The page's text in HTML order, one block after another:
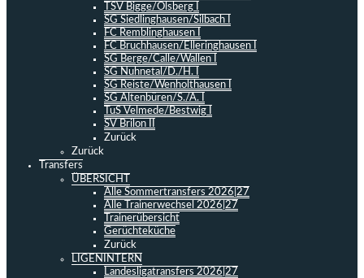
TSV Bigge/Olsberg I
SG Siedlinghausen/Silbach I
FC Remblinghausen I
FC Bruchhausen/Elleringhausen I
SG Berge/Calle/Wallen I
SG Nuhnetal/D./H. I
SG Reiste/Wenholthausen I
SG Altenbüren/S./A. I
TuS Velmede/Bestwig I
SV Brilon II
Zurück
Zurück
Transfers
ÜBERSICHT
Alle Sommertransfers 2026|27
Alle Trainerwechsel 2026|27
Trainerübersicht
Gerüchteküche
Zurück
LIGENINTERN
Landesligatransfers 2026|27